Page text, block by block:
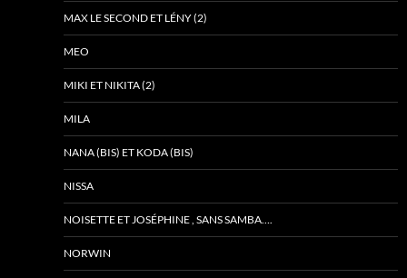
MAX LE SECOND ET LÉNY (2)
MEO
MIKI ET NIKITA (2)
MILA
NANA (BIS) ET KODA (BIS)
NISSA
NOISETTE ET JOSÉPHINE , SANS SAMBA….
NORWIN